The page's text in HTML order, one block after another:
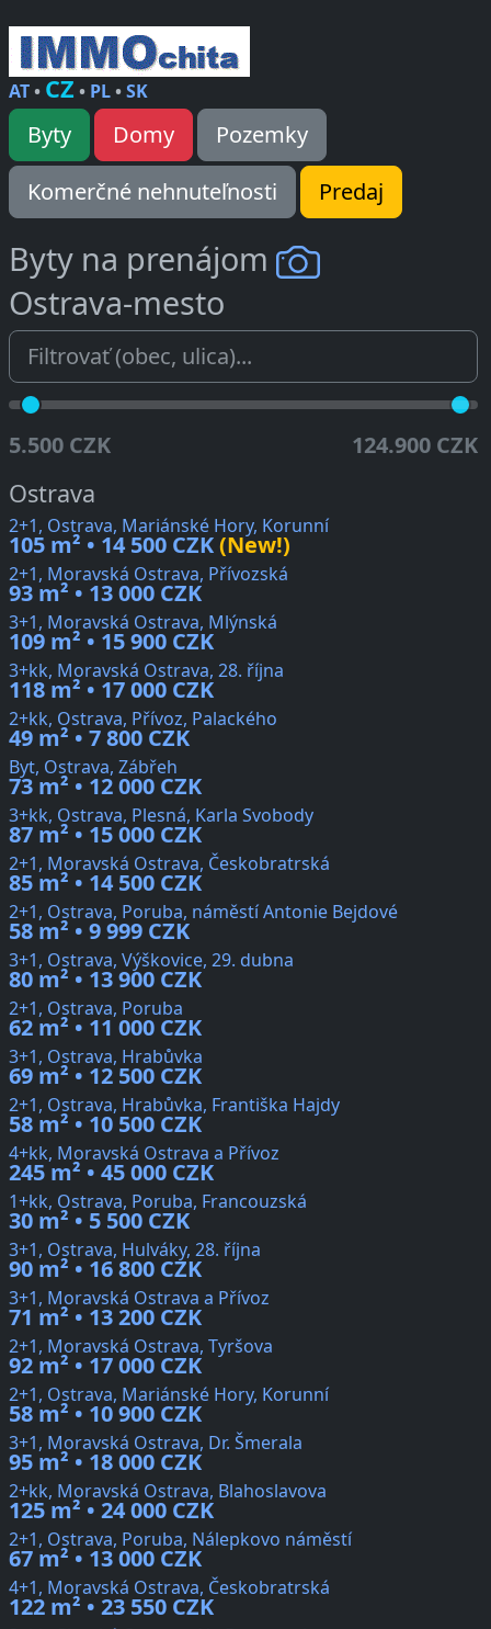
AT• CZ • PL•SK
Byty Domy
Pozemky
Komerčné nehnuteľnosti
Predaj
Byty na prenájom
Ostrava-mesto
5.500 CZK 124.900 CZK
Ostrava
2+1, Ostrava, Mariánské Hory, Korunní
105 m² • 14 500 CZK(New!)
2+1, Moravská Ostrava, Přívozská
93 m² • 13 000 CZK
3+1, Moravská Ostrava, Mlýnská
109 m² • 15 900 CZK
3+kk, Moravská Ostrava, 28. října
118 m² • 17 000 CZK
2+kk, Ostrava, Přívoz, Palackého
49 m² • 7 800 CZK
Byt, Ostrava, Zábřeh
73 m² • 12 000 CZK
3+kk, Ostrava, Plesná, Karla Svobody
87 m² • 15 000 CZK
2+1, Moravská Ostrava, Českobratrská
85 m² • 14 500 CZK
2+1, Ostrava, Poruba, náměstí Antonie Bejdové
58 m² • 9 999 CZK
3+1, Ostrava, Výškovice, 29. dubna
80 m² • 13 900 CZK
2+1, Ostrava, Poruba
62 m² • 11 000 CZK
3+1, Ostrava, Hrabůvka
69 m² • 12 500 CZK
2+1, Ostrava, Hrabůvka, Františka Hajdy
58 m² • 10 500 CZK
4+kk, Moravská Ostrava a Přívoz
245 m² • 45 000 CZK
1+kk, Ostrava, Poruba, Francouzská
30 m² • 5 500 CZK
3+1, Ostrava, Hulváky, 28. října
90 m² • 16 800 CZK
3+1, Moravská Ostrava a Přívoz
71 m² • 13 200 CZK
2+1, Moravská Ostrava, Tyršova
92 m² • 17 000 CZK
2+1, Ostrava, Mariánské Hory, Korunní
58 m² • 10 900 CZK
3+1, Moravská Ostrava, Dr. Šmerala
95 m² • 18 000 CZK
2+kk, Moravská Ostrava, Blahoslavova
125 m² • 24 000 CZK
2+1, Ostrava, Poruba, Nálepkovo náměstí
67 m² • 13 000 CZK
4+1, Moravská Ostrava, Českobratrská
122 m² • 23 550 CZK